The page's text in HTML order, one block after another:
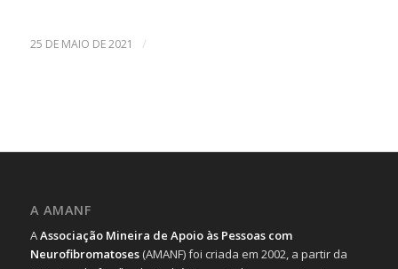
25 DE MAIO DE 2021 /
A AMANF
AAssociação Mineira de Apoio às Pessoas com
Neurofibromatoses(AMANF) foi criada em 2002, a partir da